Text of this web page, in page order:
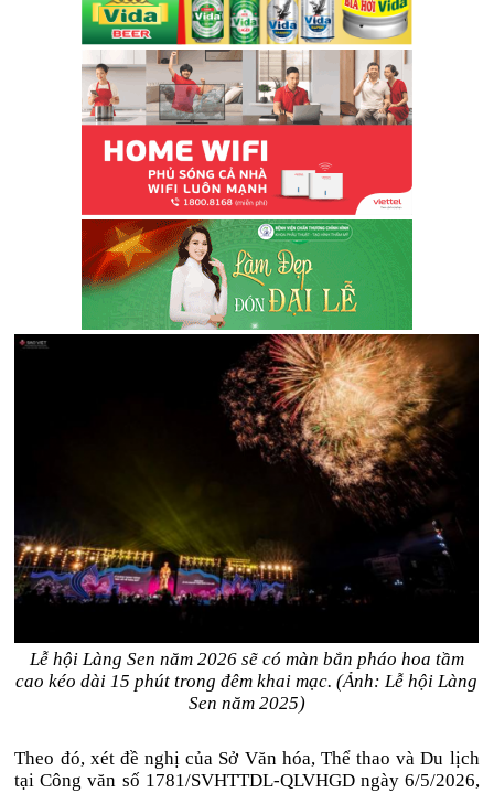
Lễ hội Làng Sen năm 2026 sẽ có màn bắn pháo hoa tầm
cao kéo dài 15 phút trong đêm khai mạc. (Ảnh: Lễ hội Làng
Sen năm 2025)
Theo đó, xét đề nghị của Sở Văn hóa, Thể thao và Du lịch
tại Công văn số 1781/SVHTTDL-QLVHGD ngày 6/5/2026,